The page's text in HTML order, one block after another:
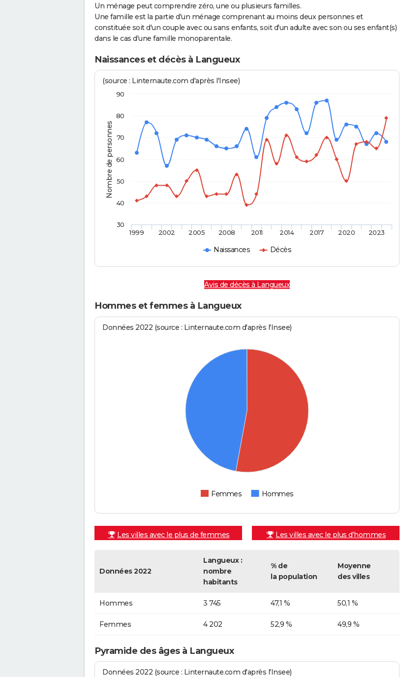
Un ménage peut comprendre zéro, une ou plusieurs familles.
Une famille est la partie d'un ménage comprenant au moins deux personnes et
constituée soit d'un couple avec ou sans enfants, soit d'un adulte avec son ou ses enfant(s)
dans le cas d'une famille monoparentale.
Naissances et décès à Langueux
Nombre de personnes
(source : Linternaute.com d'après l'Insee)
Naissances Décès
1999 2002 2005 2008 2011 2014 2017 2020 2023
30
40
50
60
70
80
90
Avis de décès à Langueux
Hommes et femmes à Langueux
Données 2022 (source : Linternaute.com d'après l'Insee)
Femmes Hommes
Les villes avec le plus de femmes Les villes avec le plus d'hommes
Données 2022
Langueux :
nombre
habitants
% de
la population
Moyenne
des villes
Hommes 3 745 47,1 % 50,1 %
Femmes 4 202 52,9 % 49,9 %
Pyramide des âges à Langueux
Données 2022 (source : Linternaute.com d'après l'Insee)